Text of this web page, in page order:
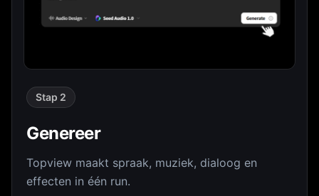
Stap 2
Genereer
Topview maakt spraak, muziek, dialoog en
effecten in één run.